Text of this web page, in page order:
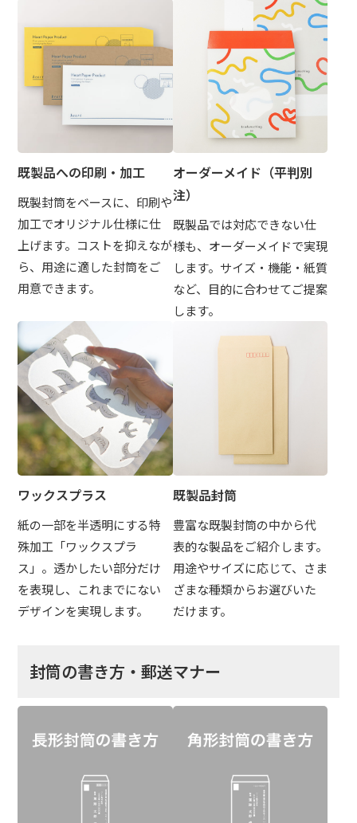
既製品への印刷・加工
既製封筒をベースに、印刷や
加工でオリジナル仕様に仕
上げます。コストを抑えなが
ら、用途に適した封筒をご
用意できます。
オーダーメイド（平判別
注）
既製品では対応できない仕
様も、オーダーメイドで実現
します。サイズ・機能・紙質
など、目的に合わせてご提案
します。
ワックスプラス
紙の一部を半透明にする特
殊加工「ワックスプラ
ス」。透かしたい部分だけ
を表現し、これまでにない
デザインを実現します。
既製品封筒
豊富な既製封筒の中から代
表的な製品をご紹介します。
用途やサイズに応じて、さま
ざまな種類からお選びいた
だけます。
封筒の書き方・郵送マナー